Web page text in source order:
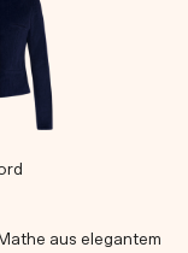
aus elegantem